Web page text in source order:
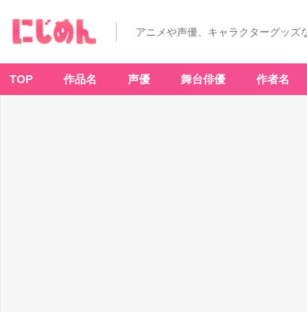
アニメや声優、キャラクターグッズ
TOP 作品名 声優 舞台俳優 作者名